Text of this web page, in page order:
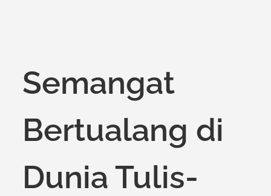
Semangat
Bertualang di
Dunia Tulis-